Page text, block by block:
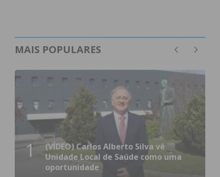
MAIS POPULARES
1
(VÍDEO) Carlos Alberto Silva vê
Unidade Local de Saúde como uma
oportunidade